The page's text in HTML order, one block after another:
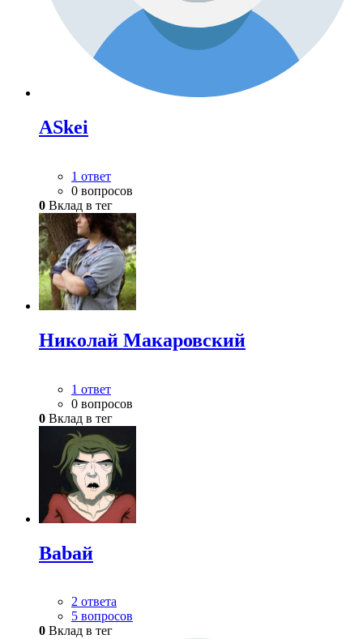
ASkei
1 ответ
0 вопросов
0 Вклад в тег
Николай Макаровский
1 ответ
0 вопросов
0 Вклад в тег
Babaй
2 ответа
5 вопросов
0 Вклад в тег